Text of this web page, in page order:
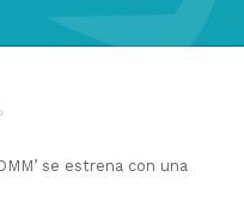
se estrena con una